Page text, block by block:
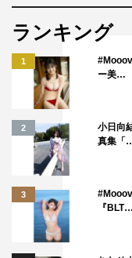
ランキング
1
ー美…
2
小日向
真集「
3
『BLT…